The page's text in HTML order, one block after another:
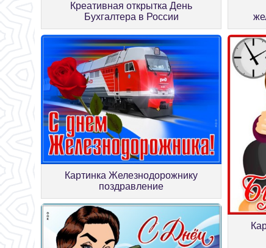
Креативная открытка День
Бухгалтера в России
Картинка Железнодорожнику
поздравление